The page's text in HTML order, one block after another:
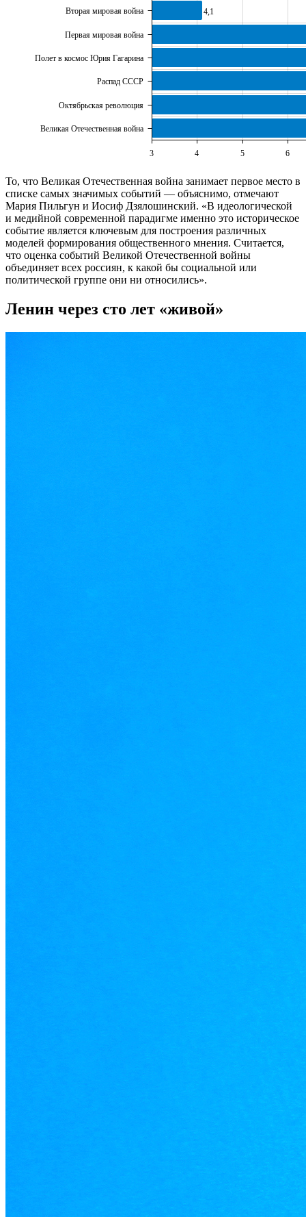
4,1
Вторая мировая война
Первая мировая война
Полет в космос Юрия Гагарина
Распад СССР
Октябрьская революция
Великая Отечественная война
3 4 5 6
То, что Великая Отечественная война занимает первое место в
списке самых значимых событий — объяснимо, отмечают
Мария Пильгун и Иосиф Дзялошинский. «В идеологической
и медийной современной парадигме именно это историческое
событие является ключевым для построения различных
моделей формирования общественного мнения. Считается,
что оценка событий Великой Отечественной войны
объединяет всех россиян, к какой бы социальной или
политической группе они ни относились».
Ленин через сто лет «живой»